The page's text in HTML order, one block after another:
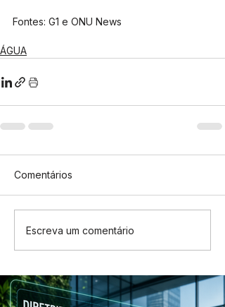
Fontes: G1 e ONU News
ÁGUA
Comentários
Escreva um comentário